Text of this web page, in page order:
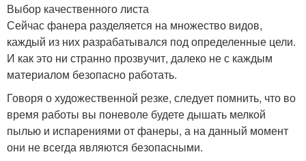
Выбор качественного листа
Сейчас фанера разделяется на множество видов,
каждый из них разрабатывался под определенные цели.
И как это ни странно прозвучит, далеко не с каждым
материалом безопасно работать.
Говоря о художественной резке, следует помнить, что во
время работы вы поневоле будете дышать мелкой
пылью и испарениями от фанеры, а на данный момент
они не всегда являются безопасными.